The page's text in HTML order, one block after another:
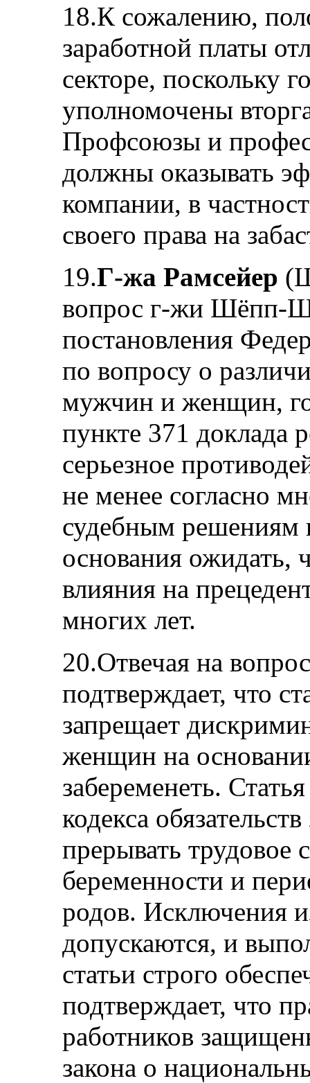
18.К сожалению,
заработной платы
секторе, поскольку
уполномочены
Профсоюзы и
должны оказывать
компании, в
своего права на
19.Г-жа Рамсейер
вопрос г-жи Шёпп-
постановления
по вопросу о
мужчин и женщин,
пункте 371 доклада
серьезное
не менее согласно
судебным решениям
основания ожидать,
влияния на
многих лет.
20.Отвечая на
подтверждает, что
запрещает
женщин на
забеременеть.
кодекса
прерывать трудовое
беременности и
родов. Исключения
допускаются, и
статьи строго
подтверждает, что
работников
закона о